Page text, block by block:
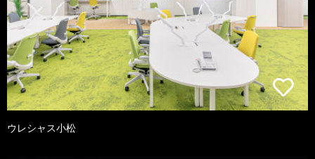
ウレシャス小松